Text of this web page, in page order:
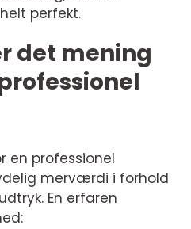
perfekt.
det mening
en professionel
merværdi i forhold
En erfaren